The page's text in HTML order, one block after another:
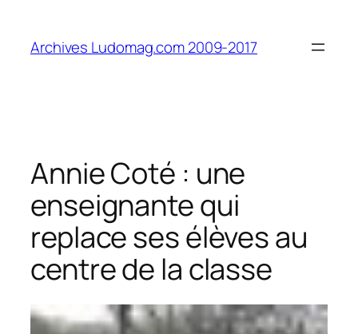
contenu
Archives Ludomag.com 2009-2017
Annie Coté : une
enseignante qui
replace ses élèves au
centre de la classe